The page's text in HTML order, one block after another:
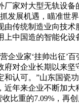
厂家对大型无轨设备
发展机遇，瞄准世
由传统制造业向技术
上中国造的智能化设
业家‘挂帅出征’百
府对企业长期以来坚
和认可。”山东国瓷
近年来企业不断加大
比重的7.09%，再